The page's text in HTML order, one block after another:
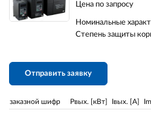
Цена по запросу
Номинальные
Степень защиты
Отправить заявку
заказной шифр Pвых. [кВт] Iвых. [A]